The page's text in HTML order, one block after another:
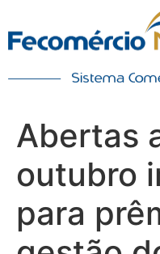
Abertas
outubro
para